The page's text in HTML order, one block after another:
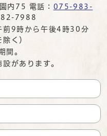
内75 電話： 075-983-
7988
9時から午後4時30分
く）
間。
があります。